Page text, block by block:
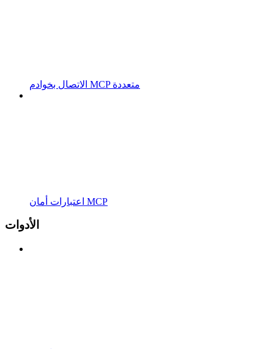
الاتصال بخوادم MCP متعددة
اعتبارات أمان MCP
الأدوات